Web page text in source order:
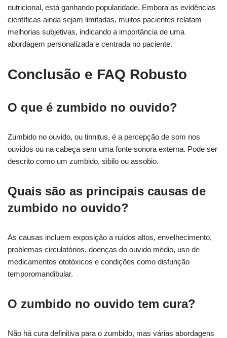
nutricional, está ganhando popularidade. Embora as evidências
científicas ainda sejam limitadas, muitos pacientes relatam
melhorias subjetivas, indicando a importância de uma
abordagem personalizada e centrada no paciente.
Conclusão e FAQ Robusto
O que é zumbido no ouvido?
Zumbido no ouvido, ou tinnitus, é a percepção de som nos
ouvidos ou na cabeça sem uma fonte sonora externa. Pode ser
descrito como um zumbido, sibilo ou assobio.
Quais são as principais causas de
zumbido no ouvido?
As causas incluem exposição a ruídos altos, envelhecimento,
problemas circulatórios, doenças do ouvido médio, uso de
medicamentos ototóxicos e condições como disfunção
temporomandibular.
O zumbido no ouvido tem cura?
Não há cura definitiva para o zumbido, mas várias abordagens